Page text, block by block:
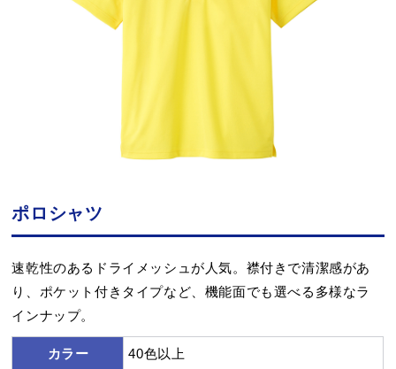
ポロシャツ
速乾性のあるドライメッシュが人気。襟付きで清潔感があ
り、ポケット付きタイプなど、機能面でも選べる多様なラ
インナップ。
カラー 40色以上